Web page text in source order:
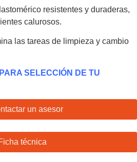
resistentes y duraderas,
calurosos.
las tareas de limpieza y cambio
SELECCIÓN DE TU
un asesor
técnica